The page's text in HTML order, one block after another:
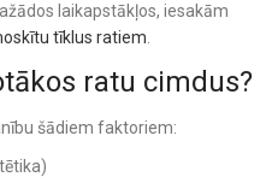
laikapstākļos, iesakām
tīklus ratiem
ratu cimdus?
šādiem faktoriem: